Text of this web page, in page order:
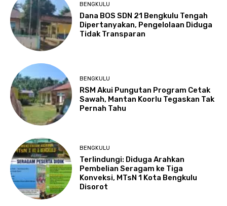
BENGKULU
Dana BOS SDN 21 Bengkulu Tengah
Dipertanyakan, Pengelolaan Diduga
Tidak Transparan
BENGKULU
RSM Akui Pungutan Program Cetak
Sawah, Mantan Koorlu Tegaskan Tak
Pernah Tahu
BENGKULU
Terlindungi: Diduga Arahkan
Pembelian Seragam ke Tiga
Konveksi, MTsN 1 Kota Bengkulu
Disorot